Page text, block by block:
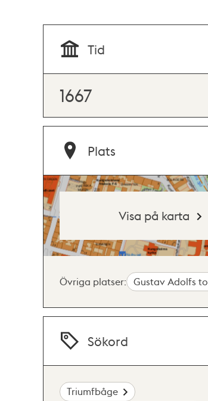
Tid
1667
Plats
Visa på karta
Övriga platser: Gustav Adolfs
Sökord
Triumfbåge